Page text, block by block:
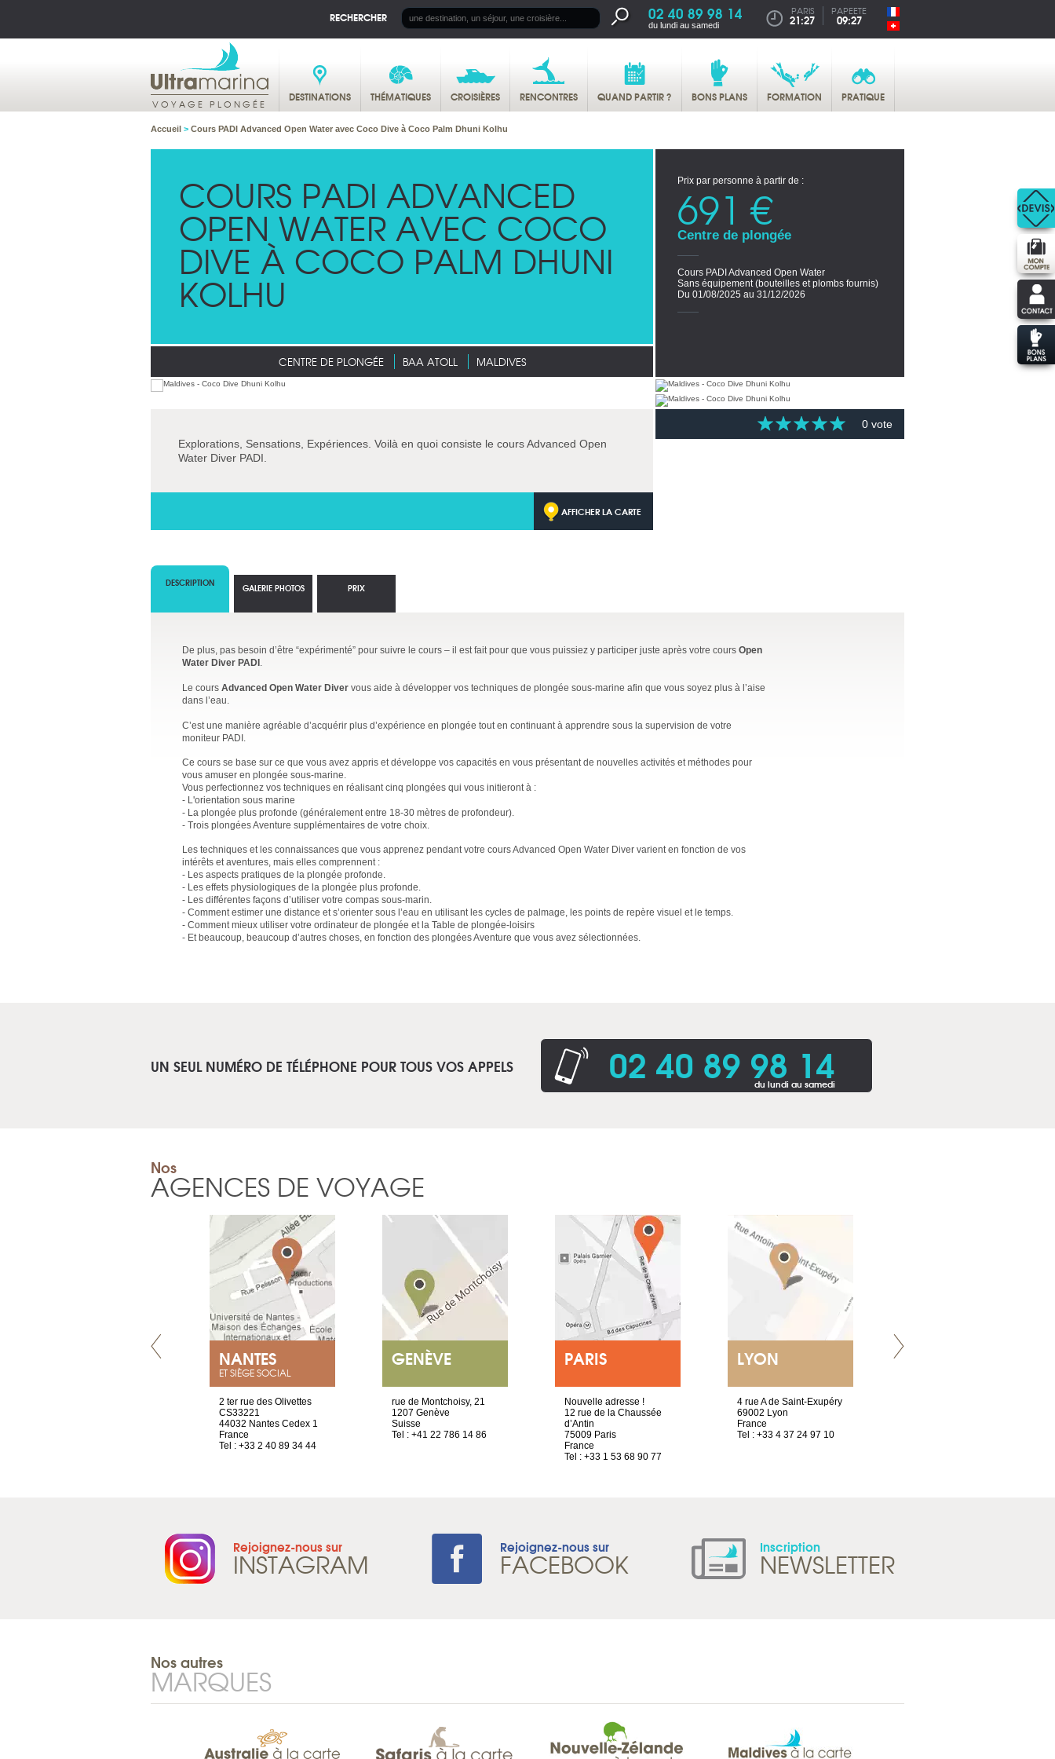
RECHERCHER 02 40 89 98 14
du lundi au samedi
PARIS
21:27
PAPEETE
09:27
VOYAGE PLONGÉE DESTINATIONS THÉMATIQUES CROISIÈRES RENCONTRES QUAND PARTIR ? BONS PLANS FORMATION PRATIQUE
Accueil > Cours PADI Advanced Open Water avec Coco Dive à Coco Palm Dhuni Kolhu
COURS PADI ADVANCED
OPEN WATER AVEC COCO
DIVE À COCO PALM DHUNI
KOLHU
CENTRE DE PLONGÉE BAA ATOLL MALDIVES
Prix par personne à partir de :
691 €
Centre de plongée
Cours PADI Advanced Open Water
Sans équipement (bouteilles et plombs fournis)
Du 01/08/2025 au 31/12/2026
Explorations, Sensations, Expériences. Voilà en quoi consiste le cours Advanced Open
Water Diver PADI.
AFFICHER LA CARTE
0 vote
DESCRIPTION
De plus, pas besoin d’être “expérimenté” pour suivre le cours – il est fait pour que vous puissiez y participer juste après votre cours Open
Water Diver PADI .
Le cours Advanced Open Water Diver vous aide à développer vos techniques de plongée sous-marine afin que vous soyez plus à l’aise
dans l’eau.
C’est une manière agréable d’acquérir plus d’expérience en plongée tout en continuant à apprendre sous la supervision de votre
moniteur PADI.
Ce cours se base sur ce que vous avez appris et développe vos capacités en vous présentant de nouvelles activités et méthodes pour
vous amuser en plongée sous-marine.
Vous perfectionnez vos techniques en réalisant cinq plongées qui vous initieront à :
- L'orientation sous marine
- La plongée plus profonde (généralement entre 18-30 mètres de profondeur).
- Trois plongées Aventure supplémentaires de votre choix.
Les techniques et les connaissances que vous apprenez pendant votre cours Advanced Open Water Diver varient en fonction de vos
intérêts et aventures, mais elles comprennent :
- Les aspects pratiques de la plongée profonde.
- Les effets physiologiques de la plongée plus profonde.
- Les différentes façons d’utiliser votre compas sous-marin.
- Comment estimer une distance et s’orienter sous l’eau en utilisant les cycles de palmage, les points de repère visuel et le temps.
- Comment mieux utiliser votre ordinateur de plongée et la Table de plongée-loisirs
- Et beaucoup, beaucoup d’autres choses, en fonction des plongées Aventure que vous avez sélectionnées.
GALERIE PHOTOS PRIX
UN SEUL NUMÉRO DE TÉLÉPHONE POUR TOUS VOS APPELS 02 40 89 98 14
du lundi au samedi
Nos
AGENCES DE VOYAGE
NANTES
ET SIÈGE SOCIAL
2 ter rue des Olivettes
CS33221
44032 Nantes Cedex 1
France
Tel : +33 2 40 89 34 44
GENÈVE
rue de Montchoisy, 21
1207 Genève
Suisse
Tel : +41 22 786 14 86
PARIS
Nouvelle adresse !
12 rue de la Chaussée
d’Antin
75009 Paris
France
Tel : +33 1 53 68 90 77
LYON
4 rue A de Saint-Exupéry
69002 Lyon
France
Tel : +33 4 37 24 97 10
Rejoignez-nous sur
INSTAGRAM Rejoignez-nous sur
FACEBOOK Inscription
NEWSLETTER
Nos autres
MARQUES